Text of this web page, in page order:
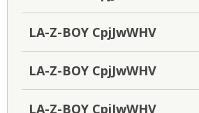
LA-Z-BOY CpjJwWHV
LA-Z-BOY CpjJwWHV
LA-Z-BOY CpjJwWHV